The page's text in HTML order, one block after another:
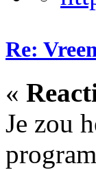
Re:
«
Je zou